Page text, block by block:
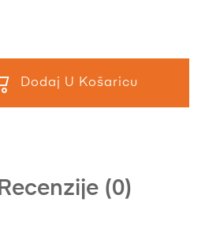
Dodaj U Košaricu
Recenzije (0)